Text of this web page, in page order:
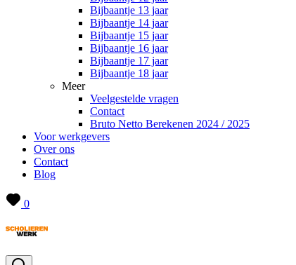
Bijbaantje 13 jaar
Bijbaantje 14 jaar
Bijbaantje 15 jaar
Bijbaantje 16 jaar
Bijbaantje 17 jaar
Bijbaantje 18 jaar
Meer
Veelgestelde vragen
Contact
Bruto Netto Berekenen 2024 / 2025
Voor werkgevers
Over ons
Contact
Blog
0